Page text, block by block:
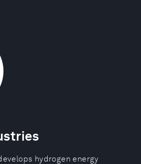
hydrogen energy